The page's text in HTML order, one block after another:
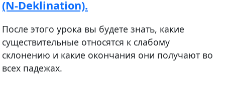
(N-Deklination).
После этого урока вы будете знать, какие
существительные относятся к слабому
склонению и какие окончания они получают во
всех падежах.